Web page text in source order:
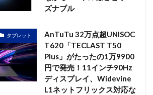
ズナブル
タブレット
AnTuTu 32万点超UNISOC
T620「TECLAST T50
Plus」がたったの1万9900
円で発売！11インチ90Hz
ディスプレイ、Widevine
L1ネットフリックス対応な